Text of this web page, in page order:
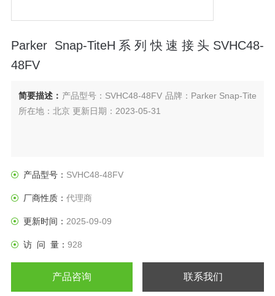
Parker Snap-TiteH系列快速接头SVHC48-
48FV
简要描述： 产品型号：SVHC48-48FV 品牌：Parker Snap-Tite
所在地：北京 更新日期：2023-05-31
产品型号： SVHC48-48FV
厂商性质： 代理商
更新时间： 2025-09-09
访 问 量： 928
产品咨询 联系我们